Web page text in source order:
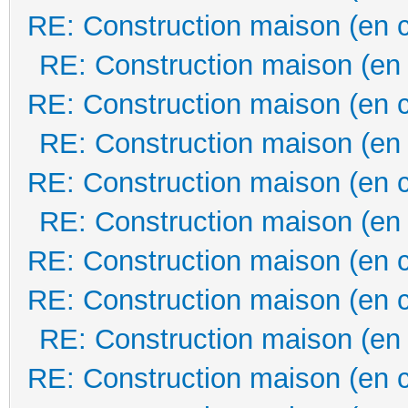
RE: Construction maison (en
RE: Construction maison
RE: Construction maison (en
RE: Construction maison
RE: Construction maison (en
RE: Construction maison
RE: Construction maison (en
RE: Construction maison (en
RE: Construction maison
RE: Construction maison (en